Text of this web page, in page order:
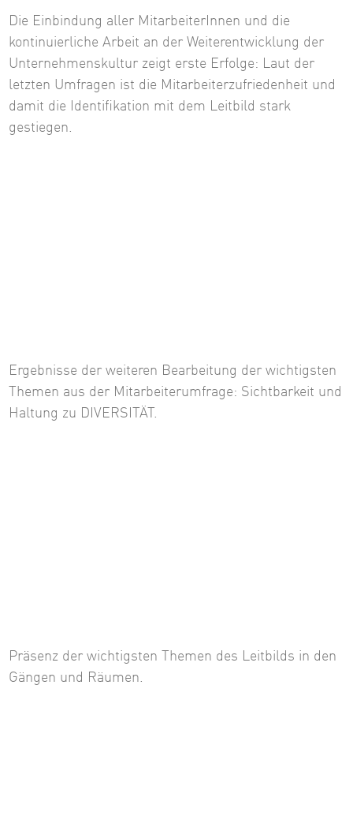
Die Einbindung aller MitarbeiterInnen und die
kontinuierliche Arbeit an der Weiterentwicklung der
Unternehmenskultur zeigt erste Erfolge: Laut der
letzten Umfragen ist die Mitarbeiterzufriedenheit und
damit die Identifikation mit dem Leitbild stark
gestiegen.
Ergebnisse der weiteren Bearbeitung der wichtigsten
Themen aus der Mitarbeiterumfrage: Sichtbarkeit und
Haltung zu DIVERSITÄT.
Präsenz der wichtigsten Themen des Leitbilds in den
Gängen und Räumen.